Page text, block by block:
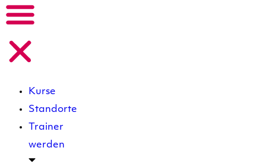
Kurse
Standorte
Trainer
werden